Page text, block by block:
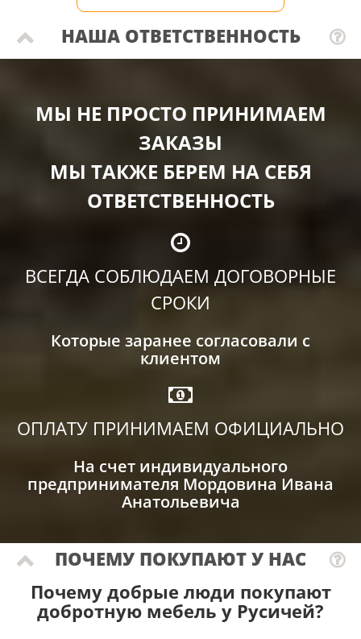
НАША ОТВЕТСТВЕННОСТЬ
МЫ НЕ ПРОСТО ПРИНИМАЕМ
ЗАКАЗЫ
МЫ ТАКЖЕ БЕРЕМ НА СЕБЯ
ОТВЕТСТВЕННОСТЬ
ВСЕГДА СОБЛЮДАЕМ ДОГОВОРНЫЕ
СРОКИ
Которые заранее согласовали с
клиентом
ОПЛАТУ ПРИНИМАЕМ ОФИЦИАЛЬНО
На счет индивидуального
предпринимателя Мордовина Ивана
Анатольевича
ПОЧЕМУ ПОКУПАЮТ У НАС
Почему добрые люди покупают
добротную мебель у Русичей?